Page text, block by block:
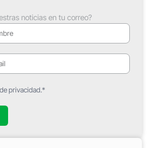
noticias en tu correo?
privacidad.*